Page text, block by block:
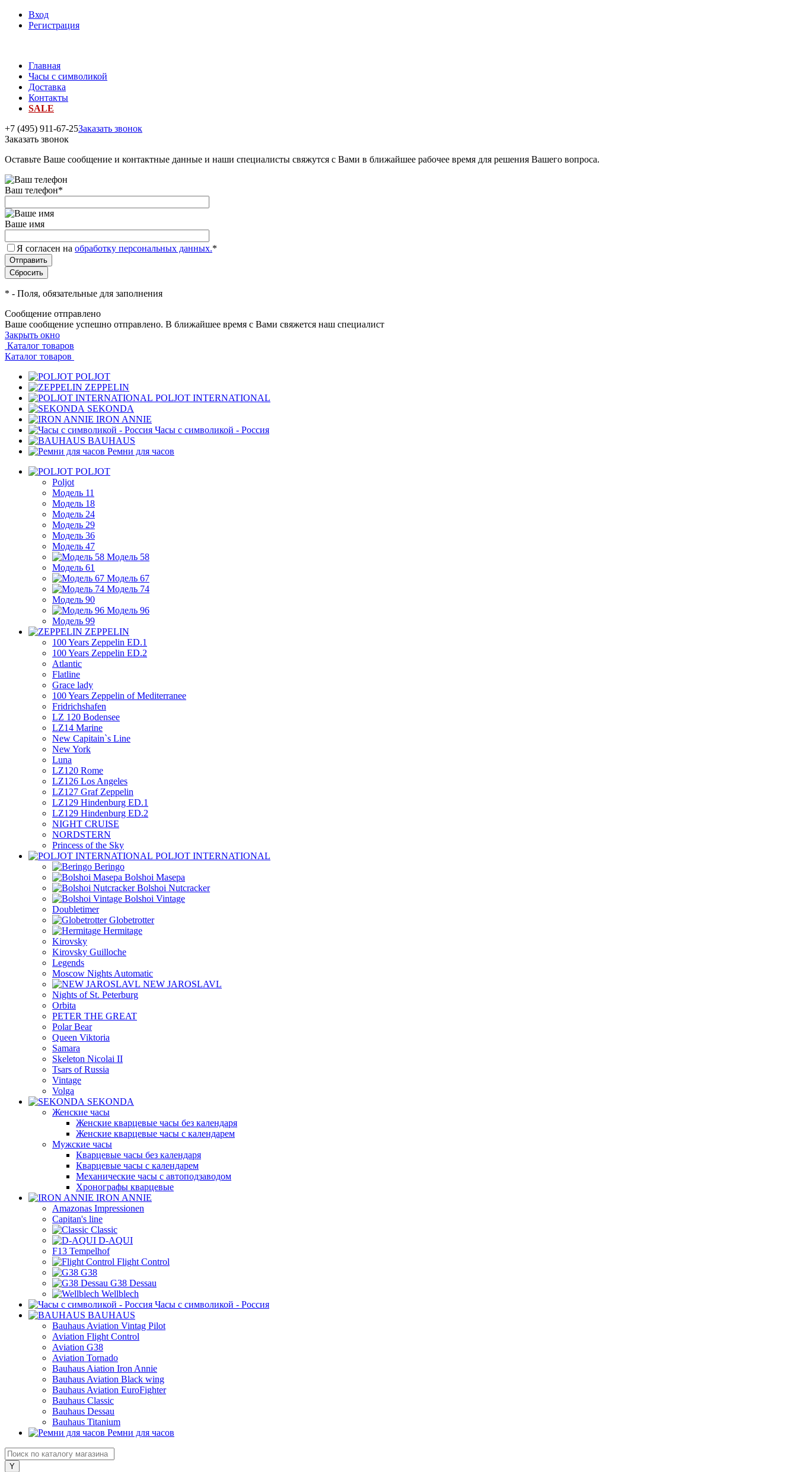
Вход
Регистрация
Главная
Часы с символикой
Доставка
Контакты
SALE
+7 (495) 911-67-25Заказать звонок
Заказать звонок
Оставьте Ваше сообщение и контактные данные и наши специалисты свяжутся с Вами в ближайшее рабочее время для решения Вашего вопроса.
Ваш телефон*
Ваше имя
Я согласен на обработку персональных данных.*
* - Поля, обязательные для заполнения
Сообщение отправлено
Ваше сообщение успешно отправлено. В ближайшее время с Вами свяжется наш специалист
Закрыть окно
Каталог товаров
Каталог товаров
POLJOT
ZEPPELIN
POLJOT INTERNATIONAL
SEKONDA
IRON ANNIE
Часы с символикой - Россия
BAUHAUS
Ремни для часов
POLJOT
Poljot
Модель 11
Модель 18
Модель 24
Модель 29
Модель 36
Модель 47
Модель 58
Модель 61
Модель 67
Модель 74
Модель 90
Модель 96
Модель 99
ZEPPELIN
100 Years Zeppelin ED.1
100 Years Zeppelin ED.2
Atlantic
Flatline
Grace lady
100 Years Zeppelin of Mediterranee
Fridrichshafen
LZ 120 Bodensee
LZ14 Marine
New Capitain`s Line
New York
Luna
LZ120 Rome
LZ126 Los Angeles
LZ127 Graf Zeppelin
LZ129 Hindenburg ED.1
LZ129 Hindenburg ED.2
NIGHT CRUISE
NORDSTERN
Princess of the Sky
POLJOT INTERNATIONAL
Beringo
Bolshoi Masepa
Bolshoi Nutcracker
Bolshoi Vintage
Doubletimer
Globetrotter
Hermitage
Kirovsky
Kirovsky Guilloche
Legends
Moscow Nights Automatic
NEW JAROSLAVL
Nights of St. Peterburg
Orbita
PETER THE GREAT
Polar Bear
Queen Viktoria
Samara
Skeleton Nicolai II
Tsars of Russia
Vintage
Volga
SEKONDA
Женские часы
Женские кварцевые часы без календаря
Женские кварцевые часы с календарем
Мужские часы
Кварцевые часы без календаря
Кварцевые часы с календарем
Механические часы с автоподзаводом
Хронографы кварцевые
IRON ANNIE
Amazonas Impressionen
Capitan's line
Classic
D-AQUI
F13 Tempelhof
Flight Control
G38
G38 Dessau
Wellblech
Часы с символикой - Россия
BAUHAUS
Bauhaus Aviation Vintag Pilot
Aviation Flight Control
Aviation G38
Aviation Tornado
Bauhaus Aiation Iron Annie
Bauhaus Aviation Black wing
Bauhaus Aviation EuroFighter
Bauhaus Classic
Bauhaus Dessau
Bauhaus Titanium
Ремни для часов